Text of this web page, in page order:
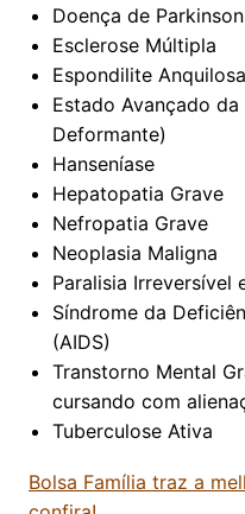
Doença de Parkinson
Esclerose Múltipla
Espondilite
Estado Avançado
Deformante)
Hanseníase
Hepatopatia Grave
Nefropatia Grave
Neoplasia Maligna
Paralisia Irreversível
Síndrome da
(AIDS)
Transtorno Mental
cursando com
Tuberculose Ativa
Bolsa Família traz a